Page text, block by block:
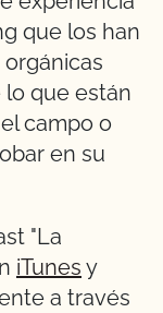
que los han
lo que están
campo o
en su
"La
iTunes y
a través